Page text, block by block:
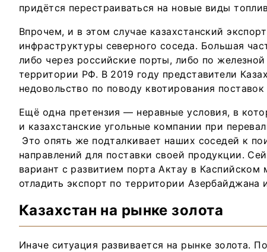
придётся перестраиваться на новые виды
Впрочем, и в этом случае казахстанский
инфраструктуры северного соседа. Большая
либо через российские порты, либо по
территории РФ. В 2019 году представители
недовольство по поводу квотирования
Ещё одна претензия — неравные условия, в
и казахстанские угольные компании при
Это опять же подталкивает наших соседей к
направлений для поставки своей продукции.
вариант с развитием порта Актау в Каспийском
отладить экспорт по территории Азербайджана
Казахстан на рынке золота
Иначе ситуация развивается на рынке золота.